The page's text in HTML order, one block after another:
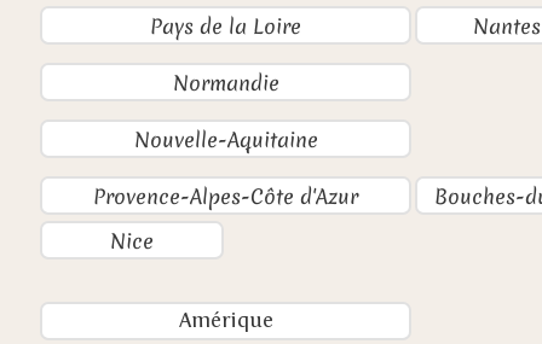
Pays de la Loire Nantes
Normandie
Nouvelle-Aquitaine
Provence-Alpes-Côte d'Azur
Bouches-
Nice
Amérique